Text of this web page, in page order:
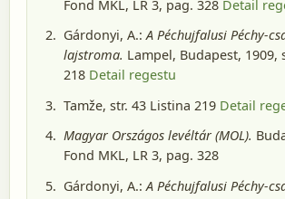
Fond MKL, LR 3, pag. 328 Detail
Gárdonyi, A.:A Péchujfalusi Péchy-
lajstroma. Lampel, Budapest, 1909,
218 Detail regestu
Tamže, str. 43 Listina 219 Detail
Magyar Országos levéltár (MOL).
Fond MKL, LR 3, pag. 328
Gárdonyi, A.:A Péchujfalusi Péchy-